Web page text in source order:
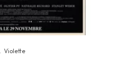
. Violette